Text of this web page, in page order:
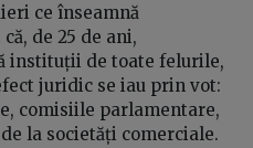
ce înseamnă
de 25 de ani,
instituții de toate felurile,
juridic se iau prin vot:
comisiile parlamentare,
la societăți comerciale.